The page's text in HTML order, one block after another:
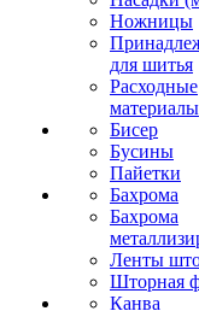
Ножницы
для шитья
Расходные
материалы
Бисер
Бусины
Пайетки
Бахрома
Бахрома
Ленты
Шторная
Канва